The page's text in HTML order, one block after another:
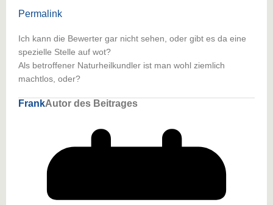
Permalink
Ich kann die Bewerter gar nicht sehen, oder gibt es da eine
spezielle Stelle auf wot?
Als betroffener Naturheilkundler ist man wohl ziemlich
machtlos, oder?
FrankAutor des Beitrages